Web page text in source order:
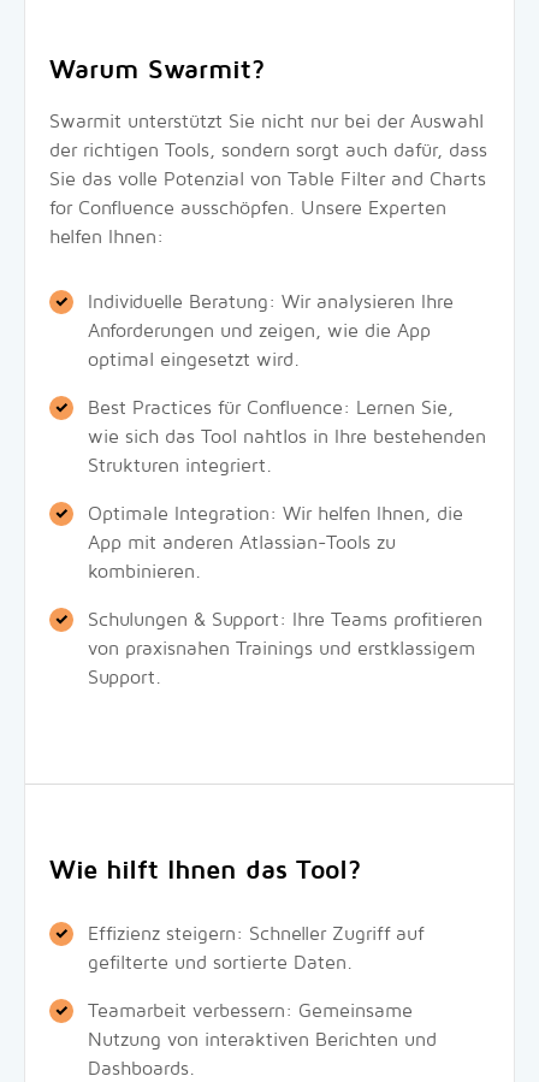
Warum Swarmit?
Swarmit unterstützt Sie nicht nur bei der Auswahl
der richtigen Tools, sondern sorgt auch dafür, dass
Sie das volle Potenzial von Table Filter and Charts
for Confluence ausschöpfen. Unsere Experten
helfen Ihnen:
Individuelle Beratung: Wir analysieren Ihre
Anforderungen und zeigen, wie die App
optimal eingesetzt wird.
Best Practices für Confluence: Lernen Sie,
wie sich das Tool nahtlos in Ihre bestehenden
Strukturen integriert.
Optimale Integration: Wir helfen Ihnen, die
App mit anderen Atlassian-Tools zu
kombinieren.
Schulungen & Support: Ihre Teams profitieren
von praxisnahen Trainings und erstklassigem
Support.
Wie hilft Ihnen das Tool?
Effizienz steigern: Schneller Zugriff auf
gefilterte und sortierte Daten.
Teamarbeit verbessern: Gemeinsame
Nutzung von interaktiven Berichten und
Dashboards.